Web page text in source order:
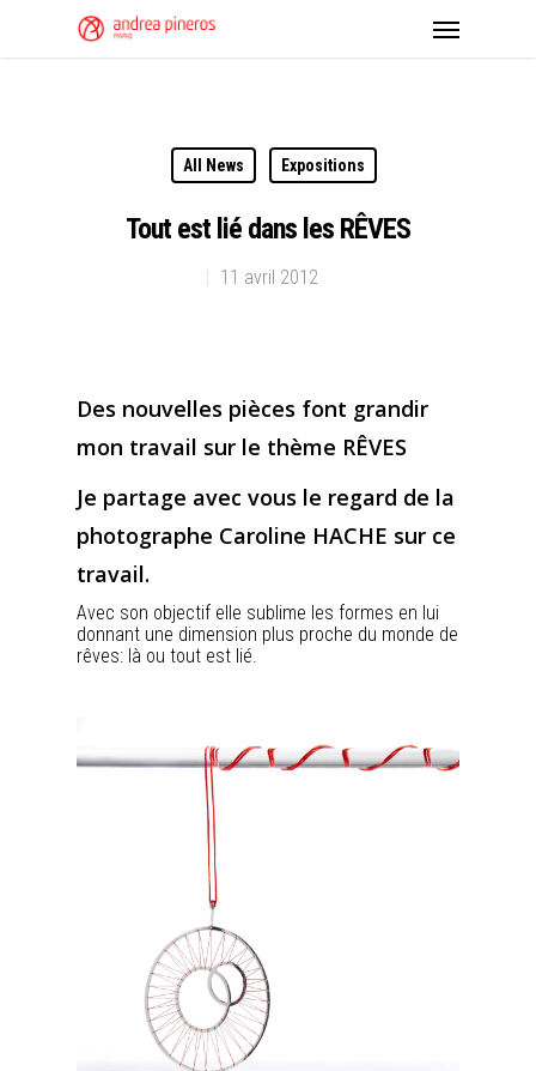
All News Expositions
Tout est lié dans les RÊVES
11 avril 2012
Des nouvelles pièces font grandir
mon travail sur le thème RÊVES
Je partage avec vous le regard de la
photographe Caroline HACHE sur ce
travail.
Avec son objectif elle sublime les formes en lui
donnant une dimension plus proche du monde de
rêves: là ou tout est lié.